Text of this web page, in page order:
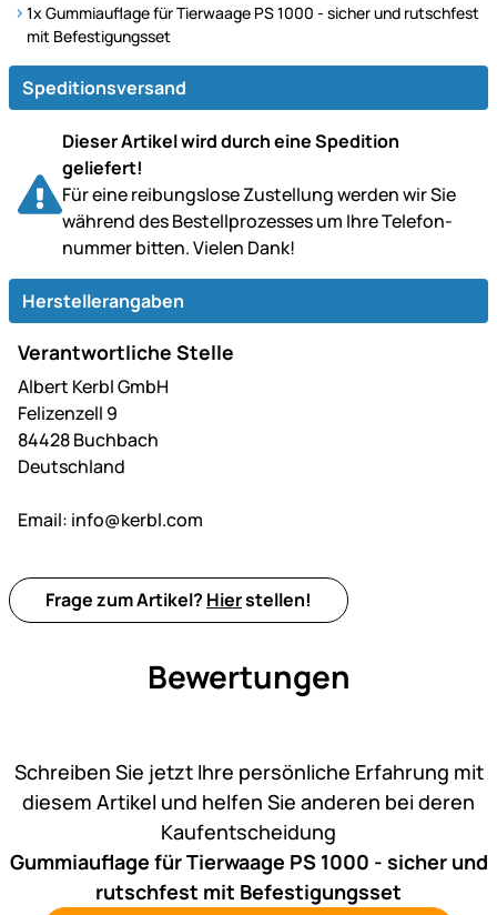
1x Gummiauflage für Tierwaage PS 1000 - sicher und rutschfest
mit Befestigungsset
Speditionsversand
Dieser Artikel wird durch eine Spedition
geliefert!
Für eine reibungslose Zustellung werden wir Sie
während des Bestell­prozesses um Ihre Telefon­
nummer bitten. Vielen Dank!
Herstellerangaben
Verantwortliche Stelle
Albert Kerbl GmbH
Felizenzell 9
84428 Buchbach
Deutschland
Email: info@kerbl.com
Frage zum Artikel? Hierstellen!
Bewertungen
Schreiben Sie jetzt Ihre persönliche Erfahrung mit
diesem Artikel und helfen Sie anderen bei deren
Kaufentscheidung
Gummiauflage für Tierwaage PS 1000 - sicher und
rutschfest mit Befestigungsset